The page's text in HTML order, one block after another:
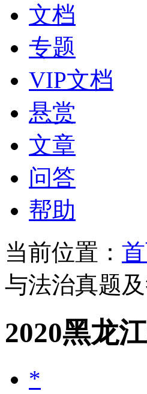
文档
专题
VIP文档
悬赏
文章
问答
帮助
当前位置：
与法治真题
2020黑龙
*